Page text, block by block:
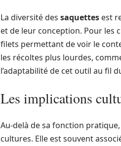
La diversité des saquettes est
et de leur conception. Pour les
filets permettant de voir le
les récoltes plus lourdes,
l’adaptabilité de cet outil au fil
Les implications
Au-delà de sa fonction pratique,
cultures. Elle est souvent